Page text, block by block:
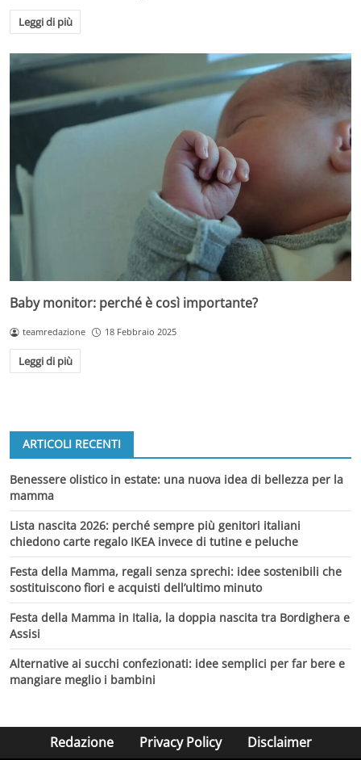
Leggi di più
Baby monitor: perché è così importante?
teamredazione 18 Febbraio 2025
Leggi di più
ARTICOLI RECENTI
Benessere olistico in estate: una nuova idea di bellezza per la
mamma
Lista nascita 2026: perché sempre più genitori italiani
chiedono carte regalo IKEA invece di tutine e peluche
Festa della Mamma, regali senza sprechi: idee sostenibili che
sostituiscono fiori e acquisti dell’ultimo minuto
Festa della Mamma in Italia, la doppia nascita tra Bordighera e
Assisi
Alternative ai succhi confezionati: idee semplici per far bere e
mangiare meglio i bambini
Redazione Privacy Policy Disclaimer